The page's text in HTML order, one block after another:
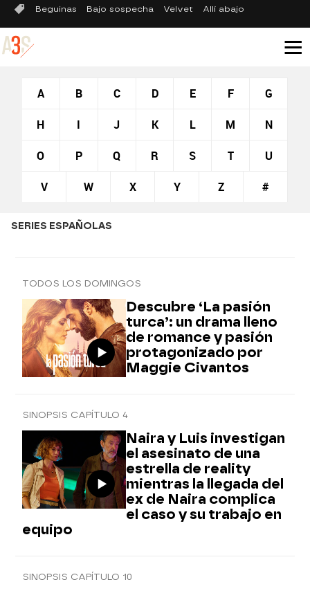
Beguinas Bajo sospecha Velvet Allí abajo
A B C D E F G
H I J K L M N
O P Q R S T U
V W X Y Z #
SERIES ESPAÑOLAS
TODOS LOS DOMINGOS
Descubre ‘La pasión
turca’: un drama lleno
de romance y pasión
protagonizado por
Maggie Civantos
SINOPSIS CAPÍTULO 4
Naira y Luis investigan
el asesinato de una
estrella de reality
mientras la llegada del
ex de Naira complica
el caso y su trabajo en
equipo
SINOPSIS CAPÍTULO 10